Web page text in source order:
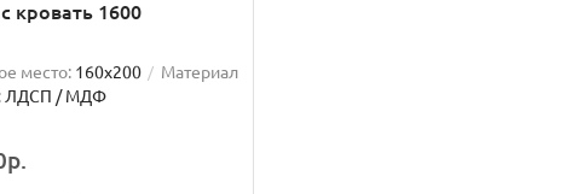
кровать 1600
место: 160x200
Материал
ЛДСП / МДФ